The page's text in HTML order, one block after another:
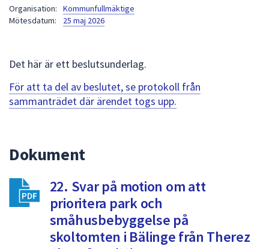
att
navigera
mellan
välja
av
dem.
Organisation:
Kommunfullmäktige
Mötesdatum:
25 maj 2026
Det här är ett beslutsunderlag.
För att ta del av beslutet, se protokoll från
sammanträdet där ärendet togs upp.
Dokument
22. Svar på motion om att
prioritera park och
småhusbebyggelse på
skoltomten i Bälinge från Therez